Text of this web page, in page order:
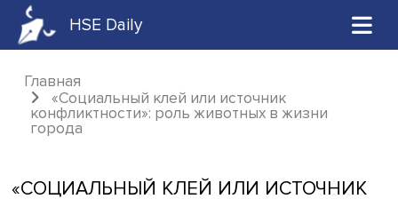
HSE Daily
Главная
«Социальный клей или источник
конфликтности»: роль животных в жизни